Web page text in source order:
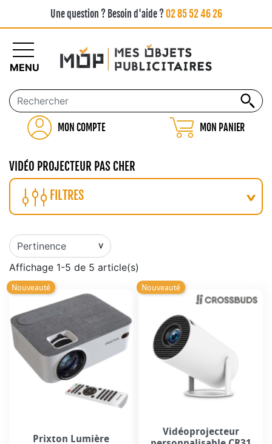
Une question ? Besoin d'aide ?02 85 52 46 26
MON COMPTE MON PANIER
MENU
VIDÉO PROJECTEUR PAS CHER
FILTRES
Affichage 1-5 de 5 article(s)
Nouveauté
Prixton Lumière
Nouveauté
Vidéoprojecteur